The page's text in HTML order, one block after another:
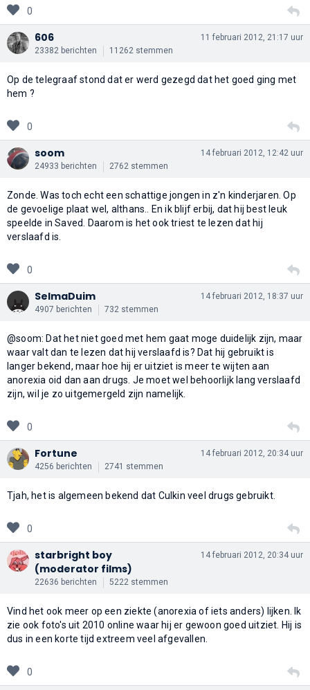
0
606
23382 berichten 11262 stemmen
11 februari 2012, 21:17 uur
Op de telegraaf stond dat er werd gezegd dat het goed ging met
hem ?
0
soom
24933 berichten 2762 stemmen
14 februari 2012, 12:42 uur
Zonde. Was toch echt een schattige jongen in z'n kinderjaren. Op
de gevoelige plaat wel, althans.. En ik blijf erbij, dat hij best leuk
speelde in Saved. Daarom is het ook triest te lezen dat hij
verslaafd is.
0
SelmaDuim
4907 berichten 732 stemmen
14 februari 2012, 18:37 uur
@soom: Dat het niet goed met hem gaat moge duidelijk zijn, maar
waar valt dan te lezen dat hij verslaafd is? Dat hij gebruikt is
langer bekend, maar hoe hij er uitziet is meer te wijten aan
anorexia oid dan aan drugs. Je moet wel behoorlijk lang verslaafd
zijn, wil je zo uitgemergeld zijn namelijk.
0
Fortune
4256 berichten 2741 stemmen
14 februari 2012, 20:34 uur
Tjah, het is algemeen bekend dat Culkin veel drugs gebruikt.
0
starbright boy
(moderator films)
22636 berichten 5222 stemmen
14 februari 2012, 20:34 uur
Vind het ook meer op een ziekte (anorexia of iets anders) lijken. Ik
zie ook foto's uit 2010 online waar hij er gewoon goed uitziet. Hij is
dus in een korte tijd extreem veel afgevallen.
0